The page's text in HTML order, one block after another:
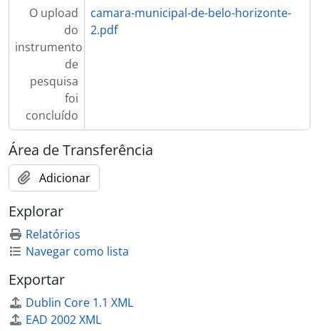
O upload
do
instrumento
de
pesquisa
foi
concluído
camara-municipal-de-belo-horizonte-
2.pdf
Área de Transferência
Adicionar
Explorar
Relatórios
Navegar como lista
Exportar
Dublin Core 1.1 XML
EAD 2002 XML